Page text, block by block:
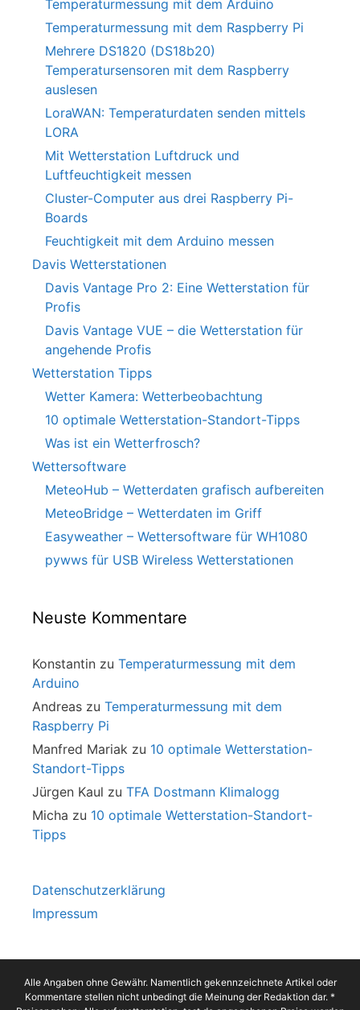
Temperaturmessung mit dem Arduino
Temperaturmessung mit dem Raspberry Pi
Mehrere DS1820 (DS18b20)
Temperatursensoren mit dem Raspberry
auslesen
LoraWAN: Temperaturdaten senden mittels
LORA
Mit Wetterstation Luftdruck und
Luftfeuchtigkeit messen
Cluster-Computer aus drei Raspberry Pi-
Boards
Feuchtigkeit mit dem Arduino messen
Davis Wetterstationen
Davis Vantage Pro 2: Eine Wetterstation für
Profis
Davis Vantage VUE – die Wetterstation für
angehende Profis
Wetterstation Tipps
Wetter Kamera: Wetterbeobachtung
10 optimale Wetterstation-Standort-Tipps
Was ist ein Wetterfrosch?
Wettersoftware
MeteoHub – Wetterdaten grafisch aufbereiten
MeteoBridge – Wetterdaten im Griff
Easyweather – Wettersoftware für WH1080
pywws für USB Wireless Wetterstationen
Neuste Kommentare
Konstantin zu Temperaturmessung mit dem
Arduino
Andreas zu Temperaturmessung mit dem
Raspberry Pi
Manfred Mariak zu 10 optimale Wetterstation-
Standort-Tipps
Jürgen Kaul zu TFA Dostmann Klimalogg
Micha zu 10 optimale Wetterstation-Standort-
Tipps
Datenschutzerklärung
Impressum
Alle Angaben ohne Gewähr. Namentlich gekennzeichnete Artikel oder
Kommentare stellen nicht unbedingt die Meinung der Redaktion dar. *